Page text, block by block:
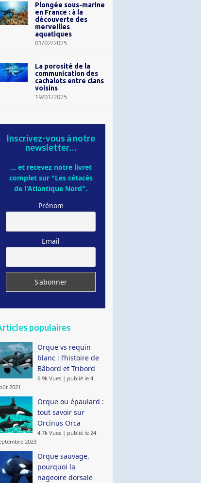
Plongée sous-marine
en France : à la
découverte des
merveilles
aquatiques
01/02/2025
La porosité de la
communication des
cachalots entre clans
voisins
19/01/2025
Inscrivez-vous à notre
newsletter…
... et recevez notre livret
complet sur "Les cétacés
de l'Atlantique Nord".
Prénom
Email
populaires
Orque vs requin
blanc : l’histoire de
Bâbord et Tribord
6.9k Vues | publié le 4
2021
Orque ou épaulard :
tout savoir sur
Orcinus Orca
4.7k Vues | publié le 24
2023
Orque sauvage,
pourquoi la
nageoire dorsale